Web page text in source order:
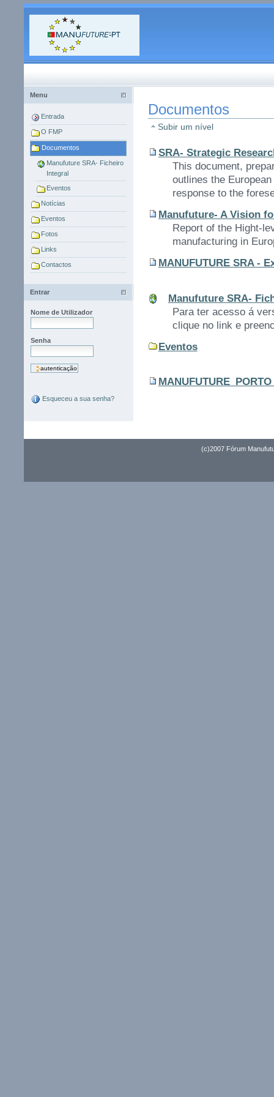
conteúdo.
Ir Forum Manufuture
Menu
Entrada
O FMP
Documentos
Manufuture SRA- Ficheiro
Integral
Eventos
Notícias
Eventos
Fotos
Links
Contactos
Entrar
Nome de Utilizador
Senha
Esqueceu a sua senha?
Documentos
Subir um nível
SRA- Strategic
This document,
outlines the
response to the
Manufuture- A Vision
Report of the Hight-
manufacturing in
MANUFUTURE SRA -
Manufuture SRA-
Para ter acesso á
clique no link e
Eventos
(c)2007 Fórum